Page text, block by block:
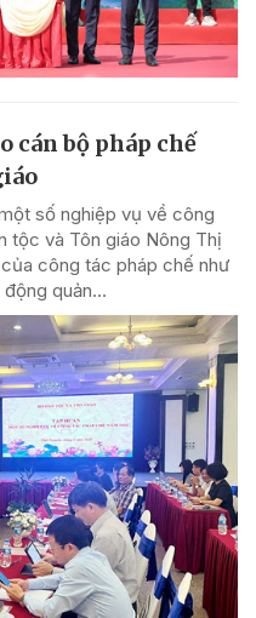
cán bộ pháp chế
số nghiệp vụ về công
tộc và Tôn giáo Nông Thị
công tác pháp chế như
quản...